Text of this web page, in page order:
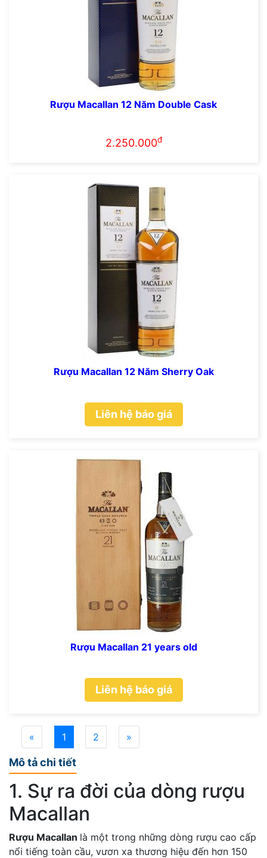
Rượu Macallan 12 Năm Double Cask
2.250.000đ
Rượu Macallan 12 Năm Sherry Oak
Liên hệ báo giá
Rượu Macallan 21 years old
Liên hệ báo giá
« 1 2 »
Mô tả chi tiết
1. Sự ra đời của dòng rượu
Macallan
Rượu Macallan là một trong những dòng rượu cao cấp
nổi tiếng toàn cầu, vươn xa thương hiệu đến hơn 150